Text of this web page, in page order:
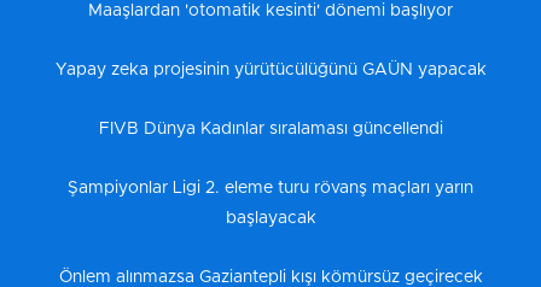
Maaşlardan 'otomatik kesinti' dönemi başlıyor
Yapay zeka projesinin yürütücülüğünü GAÜN yapacak
FIVB Dünya Kadınlar sıralaması güncellendi
Şampiyonlar Ligi 2. eleme turu rövanş maçları yarın
başlayacak
Önlem alınmazsa Gaziantepli kışı kömürsüz geçirecek